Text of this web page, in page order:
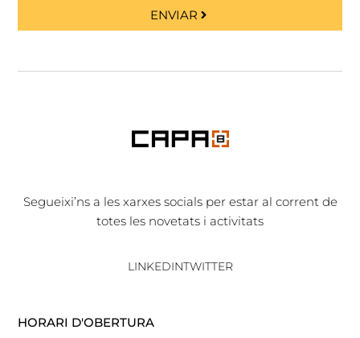
ENVIAR
Segueixi’ns a les xarxes socials per estar al corrent de
totes les novetats i activitats
LINKEDINTWITTER
HORARI D'OBERTURA